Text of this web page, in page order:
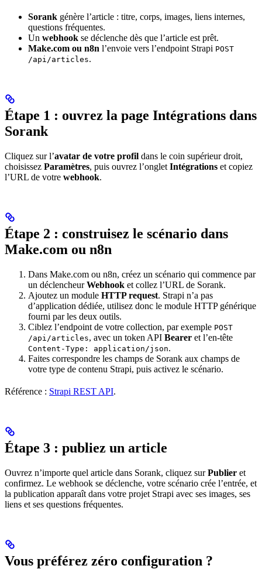
Sorank génère l’article : titre, corps, images, liens internes,
questions fréquentes.
Un webhook se déclenche dès que l’article est prêt.
Make.com ou n8n l’envoie vers l’endpoint Strapi POST
/api/articles.
Étape 1 : ouvrez la page Intégrations dans
Sorank
Cliquez sur l’avatar de votre profil dans le coin supérieur droit,
choisissez Paramètres, puis ouvrez l’onglet Intégrations et copiez
l’URL de votre webhook.
Étape 2 : construisez le scénario dans
Make.com ou n8n
Dans Make.com ou n8n, créez un scénario qui commence par
un déclencheurWebhook et collez l’URL de Sorank.
Ajoutez un module HTTP request. Strapi n’a pas
d’application dédiée, utilisez donc le module HTTP générique
fourni par les deux outils.
Ciblez l’endpoint de votre collection, par exemple POST
/api/articles, avec un token API Bearer et l’en-tête
Content-Type: application/json.
Faites correspondre les champs de Sorank aux champs de
votre type de contenu Strapi, puis activez le scénario.
Référence : Strapi REST API.
Étape 3 : publiez un article
Ouvrez n’importe quel article dans Sorank, cliquez surPublier et
confirmez. Le webhook se déclenche, votre scénario crée l’entrée, et
la publication apparaît dans votre projet Strapi avec ses images, ses
liens et ses questions fréquentes.
Vous préférez zéro configuration ?